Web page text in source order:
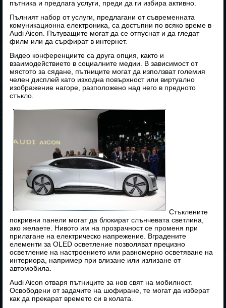
пътника и предлага услуги, преди да ги избира активно.
Пълният набор от услуги, предлагани от съвременната
комуникационна електроника, са достъпни по всяко време в
Audi Aicon. Пътуващите могат да се отпуснат и да гледат
филм или да сърфират в интернет.
Видео конференциите са друга опция, както и
взаимодействието в социалните медии. В зависимост от
мястото за сядане, пътниците могат да използват големия
челен дисплей като изходна повърхност или виртуално
изображение нагоре, разположено над него в предното
стъкло.
Стъклените
покривни панели могат да блокират слънчевата светлина,
ако желаете. Нивото им на прозрачност се променя при
прилагане на електрическо напрежение. Вградените
елементи за OLED осветление позволяват прецизно
осветление на настроението или равномерно осветяване на
интериора, например при влизане или излизане от
автомобила.
Audi Aicon отваря пътниците за нов свят на мобилност.
Освободени от задачите на шофиране, те могат да изберат
как да прекарат времето си в колата.